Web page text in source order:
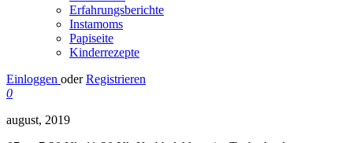
Erfahrungsberichte
Instamoms
Papiseite
Kinderrezepte
Einloggen oder Registrieren
0
august, 2019